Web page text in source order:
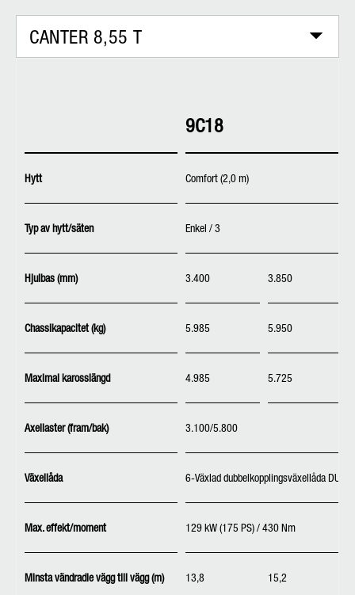
CANTER 8,55 T
9C18
Hytt Comfort (2,0 m)
Typ av hytt/säten Enkel / 3
Hjulbas (mm) 3.400 3.850
Chassikapacitet (kg) 5.985 5.950
Maximal karosslängd 4.985 5.725
Axellaster (fram/bak) 3.100/5.800
Växellåda 6-Växlad dubbelkopplingsväxellåda
Max. effekt/moment 129 kW (175 PS) / 430 Nm
Minsta vändradie vägg till vägg (m) 13,8 15,2